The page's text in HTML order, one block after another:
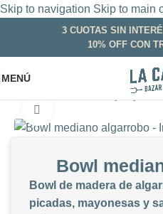
Skip to navigation Skip to main
3 CUOTAS SIN
10% OFF CON
MENÚ
Bandejas y
Bowl
Bowl de madera de
picadas, mayonesas y